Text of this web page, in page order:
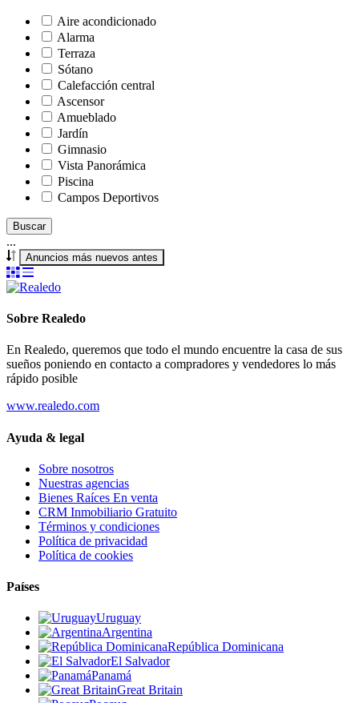
Aire acondicionado
Alarma
Terraza
Sótano
Calefacción central
Ascensor
Amueblado
Jardín
Gimnasio
Vista Panorámica
Piscina
Campos Deportivos
Buscar
...
Anuncios más nuevos antes
Sobre Realedo
En Realedo, queremos que todo el mundo encuentre la casa de sus
sueños poniendo en contacto a compradores y vendedores lo más
rápido posible
www.realedo.com
Ayuda & legal
Sobre nosotros
Nuestras agencias
Bienes Raíces En venta
CRM Inmobiliario Gratuito
Términos y condiciones
Política de privacidad
Política de cookies
Países
Uruguay
Argentina
República Dominicana
El Salvador
Panamá
Great Britain